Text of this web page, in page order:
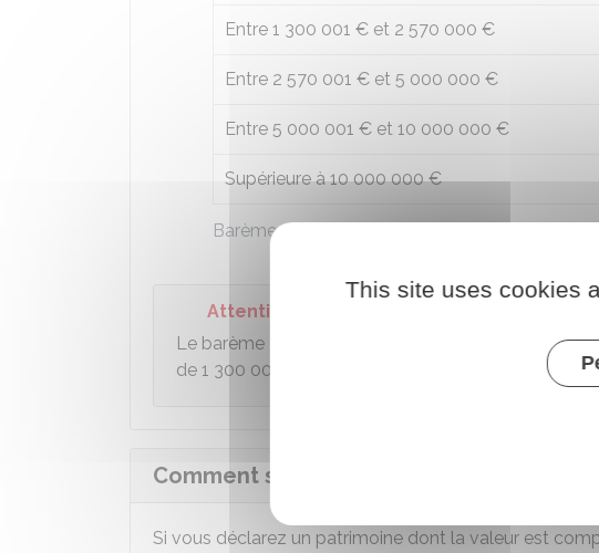
Barème de l'IFI
Entre 1 300 001 € et 2 570 000 €
Entre 2 570 001 € et 5 000 000 €
Entre 5 000 001 € et 10 000 000 €
Supérieure à10 000 000 €
Attention
Le barème de l'IFI commence à partir de
800 000 €
de 1 300 000 €
Comment s'applique la décote pour l'IFI ?
Si vous déclarez un patrimoine dont la valeur est
This site uses cookies